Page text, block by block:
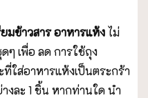
มข้าวสาร อาหารแห้ง ไม่
ๆ เพื่อ ลด การใช้ถุง
ใส่อาหารแห้งเป็นตระกร้า
งละ 1 ชิ้น หากท่านใด นำ